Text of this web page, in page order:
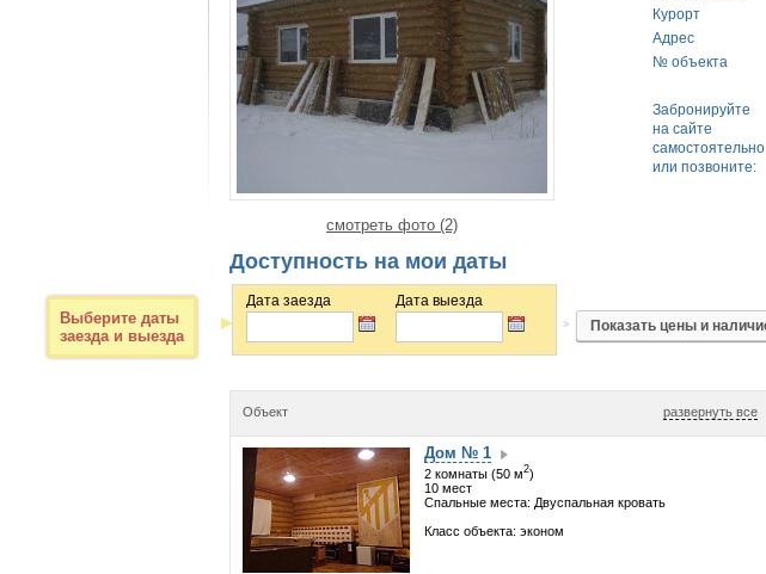
смотреть фото (2)
Курорт
Адрес
№ объекта
Забронируйте
на сайте
самостоятельно
или позвоните:
Доступность на мои даты
Выберите даты
заезда и выезда
Дата заезда Дата выезда
>
развернуть все
Объект
Дом № 1
2 комнаты (50 м2)
10 мест
Спальные места: Двуспальная кровать
Класс объекта: эконом